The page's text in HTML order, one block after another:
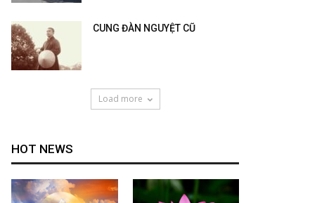
CUNG ĐÀN NGUYỆT CŨ
Load more
HOT NEWS